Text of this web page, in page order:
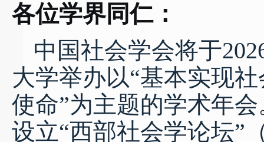
各位学界同仁：
中国社会学会将于202
大学举办以“基本实现
使命”为主题的学术年
设立“西部社会学论坛”